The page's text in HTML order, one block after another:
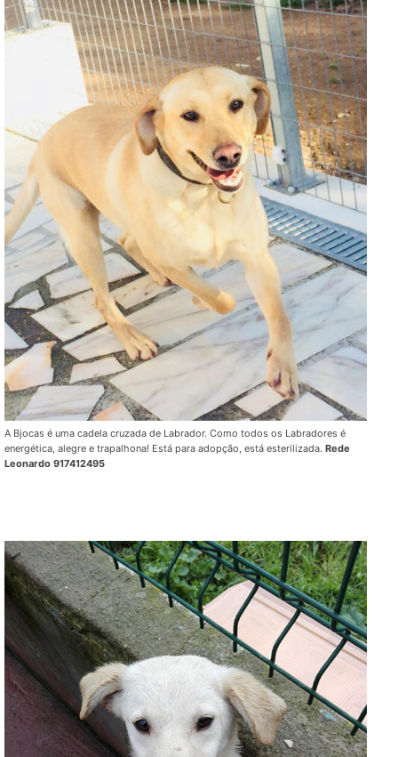
A Bjocas é uma cadela cruzada de Labrador. Como todos os Labradores é
energética, alegre e trapalhona! Está para adopção, está esterilizada. Rede
Leonardo 917412495